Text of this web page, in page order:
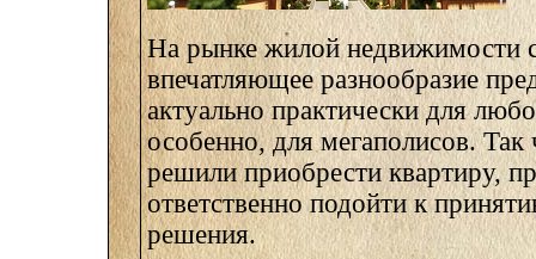
На рынке жилой недвижимости
впечатляющее разнообразие
актуально практически для
особенно, для мегаполисов. Так
решили приобрести квартиру,
ответственно подойти к
решения.